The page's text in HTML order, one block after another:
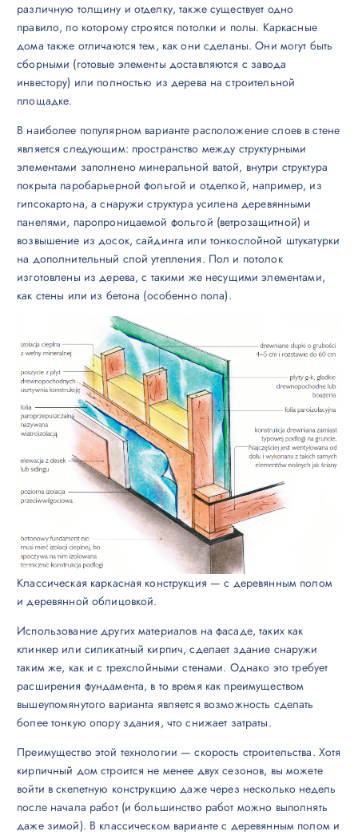
различную толщину и отделку, также существует одно
правило, по которому строятся потолки и полы. Каркасные
дома также отличаются тем, как они сделаны. Они могут быть
сборными (готовые элементы доставляются с завода
инвестору) или полностью из дерева на строительной
площадке.
В наиболее популярном варианте расположение слоев в стене
является следующим: пространство между структурными
элементами заполнено минеральной ватой, внутри структура
покрыта паробарьерной фольгой и отделкой, например, из
гипсокартона, а снаружи структура усилена деревянными
панелями, паропроницаемой фольгой (ветрозащитной) и
возвышение из досок, сайдинга или тонкослойной штукатурки
на дополнительный слой утепления. Пол и потолок
изготовлены из дерева, с такими же несущими элементами,
как стены или из бетона (особенно пола).
Классическая каркасная конструкция — с деревянным полом
и деревянной облицовкой.
Использование других материалов на фасаде, таких как
клинкер или силикатный кирпич, сделает здание снаружи
таким же, как и с трехслойными стенами. Однако это требует
расширения фундамента, в то время как преимуществом
вышеупомянутого варианта является возможность сделать
более тонкую опору здания, что снижает затраты.
Преимущество этой технологии — скорость строительства. Хотя
кирпичный дом строится не менее двух сезонов, вы можете
войти в скелетную конструкцию даже через несколько недель
после начала работ (и большинство работ можно выполнять
даже зимой). В классическом варианте с деревянным полом и